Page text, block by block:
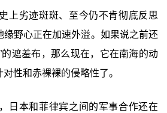
上劣迹斑斑、至今仍不肯彻底反思
缘野心正在加速外溢。如果说之前还
的遮羞布，那么现在，它在南海的动
性和赤裸裸的侵略性了。
日本和菲律宾之间的军事合作还在